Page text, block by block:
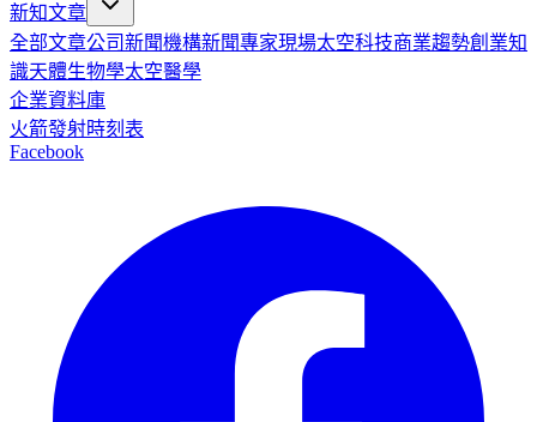
新知文章
全部文章公司新聞機構新聞專家現場太空科技商業趨勢創業知
識天體生物學太空醫學
企業資料庫
火箭發射時刻表
Facebook